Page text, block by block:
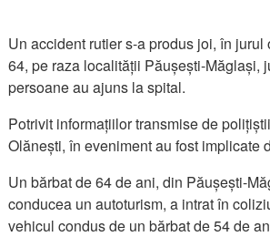
Un accident rutier s-a produs joi, în jurul
64, pe raza localității Păușești-Măglași,
persoane au ajuns la spital.
Potrivit informațiilor transmise de
Olănești, în eveniment au fost implicate
Un bărbat de 64 de ani, din Păușești-
conducea un autoturism, a intrat în
vehicul condus de un bărbat de 54 de